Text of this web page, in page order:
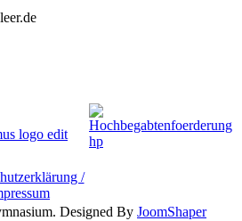
/
Designed By JoomShaper